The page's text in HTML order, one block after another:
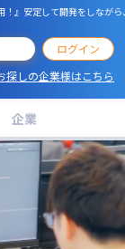
』安定して開発をしなが
ログイン
探しの企業様はこちら
企業